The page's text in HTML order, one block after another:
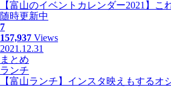
【富山のイベントカレンダー2021】こ
随時更新中
7
157,937 Views
2021.12.31
まとめ
ランチ
【富山ランチ】インスタ映えもするオ